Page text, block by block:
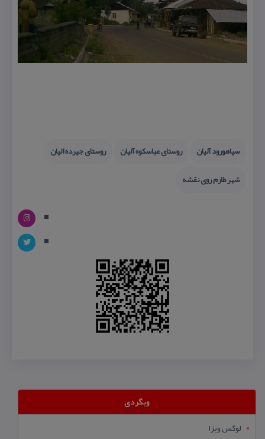
سیاهورود آلیان روستای عباسكوه آلیان
روستای جیرده الیان
شهر طارم روی نقشه
وبگردی
لوکس ویزا